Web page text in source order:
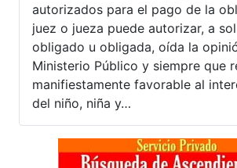
autorizados para el pago de la
juez o jueza puede autorizar, a
obligado u obligada, oída la
Ministerio Público y siempre que
manifiestamente favorable al
del niño, niña y…